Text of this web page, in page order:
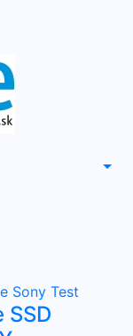
Sony Test